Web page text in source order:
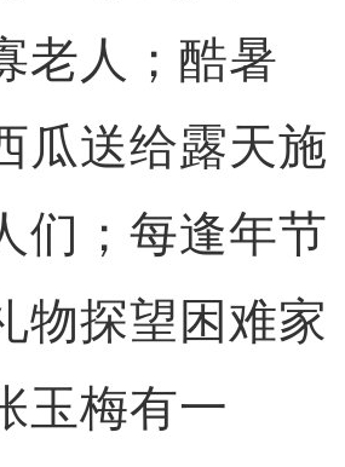
老人；酷暑
瓜送给露天施
们；每逢年节
物探望困难家
梅有一